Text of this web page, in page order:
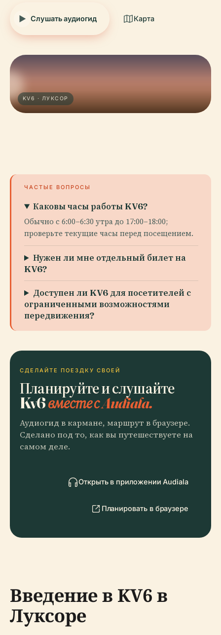
Слушать аудиогид Карта
KV6 · ЛУКСОР
ЧАСТЫЕ ВОПРОСЫ
Каковы часы работы KV6?
Обычно с 6:00–6:30 утра до 17:00–18:00;
проверьте текущие часы перед посещением.
Нужен ли мне отдельный билет на
KV6?
Доступен ли KV6 для посетителей с
ограниченными возможностями
передвижения?
СДЕЛАЙТЕ ПОЕЗДКУ СВОЕЙ
Планируйте и слушайте
Kv6вместе с Audiala.
Аудиогид в кармане, маршрут в браузере.
Сделано под то, как вы путешествуете на
самом деле.
Открыть в приложении Audiala
Планировать в браузере
Введение в KV6 в
Луксоре